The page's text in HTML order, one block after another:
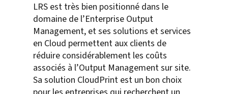
LRS est très bien positionné dans le
domaine de l’Enterprise Output
Management, et ses solutions et services
en Cloud permettent aux clients de
réduire considérablement les coûts
associés à l’Output Management sur site.
Sa solution CloudPrint est un bon choix